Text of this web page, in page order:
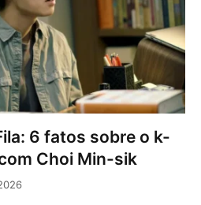
6 fatos sobre o k-
Choi Min-sik